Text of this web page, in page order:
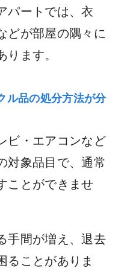
パートでは、衣
どが部屋の隅々に
ます。
ル品の処分方法が分
ビ・エアコンなど
対象品目で、通常
ことができませ
手間が増え、退去
ることがありま